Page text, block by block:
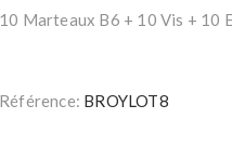
10 Marteaux B6 + 10 Vis + 10
Référence: BROYLOT8